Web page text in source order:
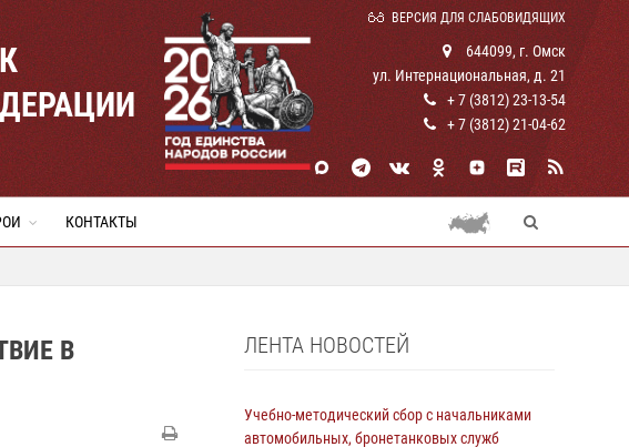
ВЕРСИЯ ДЛЯ СЛАБОВИДЯЩИХ
644099, г. Омск
ул. Интернациональная, д. 21
+ 7 (3812) 23-13-54
+ 7 (3812) 21-04-62
КОНТАКТЫ
В
ЛЕНТА НОВОСТЕЙ
Учебно-методический сбор с начальниками
автомобильных, бронетанковых служб